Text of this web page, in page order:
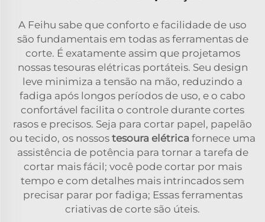
A Feihu sabe que conforto e facilidade de uso
são fundamentais em todas as ferramentas de
corte. É exatamente assim que projetamos
nossas tesouras elétricas portáteis. Seu design
leve minimiza a tensão na mão, reduzindo a
fadiga após longos períodos de uso, e o cabo
confortável facilita o controle durante cortes
rasos e precisos. Seja para cortar papel, papelão
ou tecido, os nossos tesoura elétrica fornece uma
assistência de potência para tornar a tarefa de
cortar mais fácil; você pode cortar por mais
tempo e com detalhes mais intrincados sem
precisar parar por fadiga; Essas ferramentas
criativas de corte são úteis.